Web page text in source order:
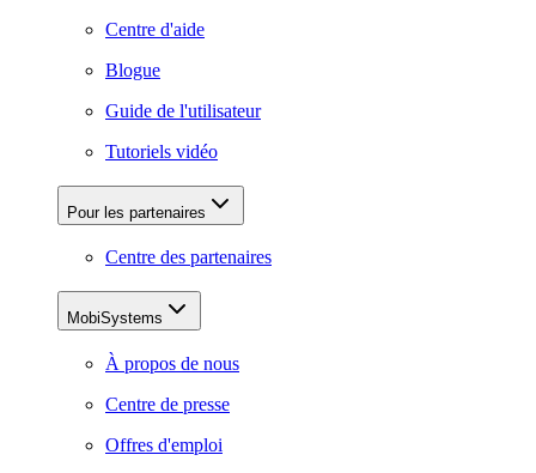
Centre d'aide
Blogue
Guide de l'utilisateur
Tutoriels vidéo
Pour les partenaires
Centre des partenaires
MobiSystems
À propos de nous
Centre de presse
Offres d'emploi